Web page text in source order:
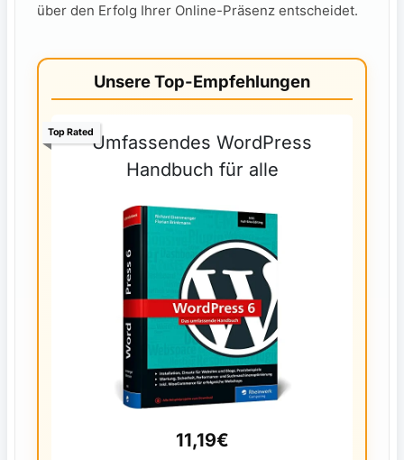
über den Erfolg Ihrer Online-Präsenz entscheidet.
Unsere Top-Empfehlungen
Umfassendes WordPress
Handbuch für alle
Top Rated
11,19€